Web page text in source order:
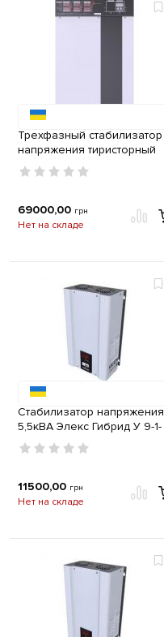
Трехфазный стабилизатор
напряжения тиристорный
22,5кВт Элекс Герц У 16-3-
32А v3.0
69000,00 грн
Нет на складе
Стабилизатор напряжения
5,5кВА Элекс Гибрид У 9-1-
25А v2.0
11500,00 грн
Нет на складе